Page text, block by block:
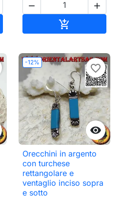
 

-12%

favorite_border
Orecchini in argento
con turchese
rettangolare e
ventaglio inciso sopra
e sotto